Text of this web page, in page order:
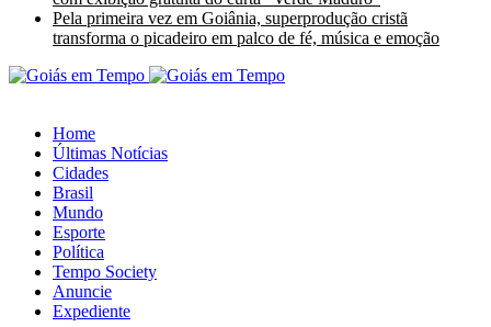
Pela primeira vez em Goiânia, superprodução cristã
transforma o picadeiro em palco de fé, música e emoção
Home
Últimas Notícias
Cidades
Brasil
Mundo
Esporte
Política
Tempo Society
Anuncie
Expediente